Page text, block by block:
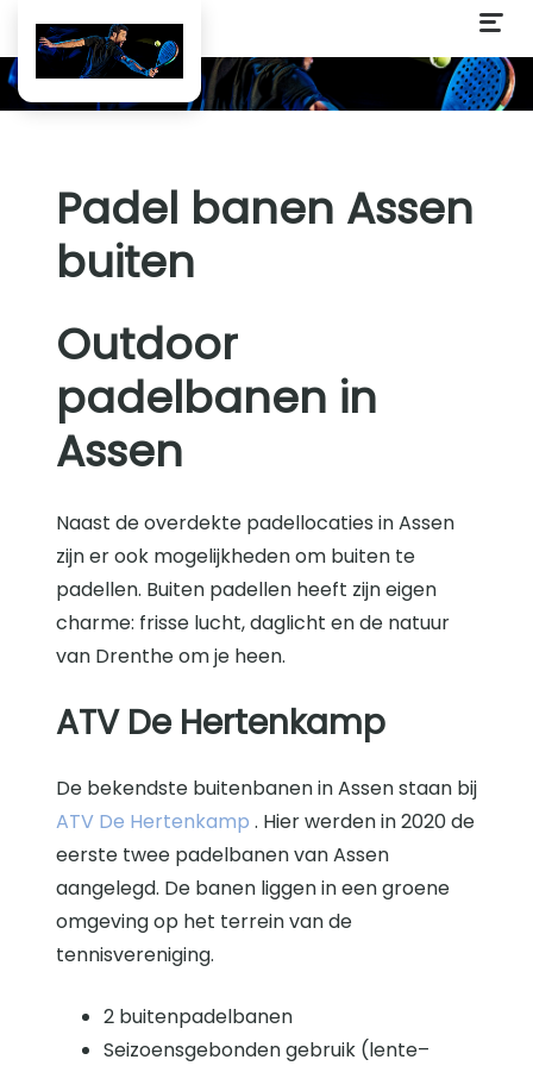
Padel banen Assen
buiten
Outdoor
padelbanen in
Assen
Naast de overdekte padellocaties in Assen
zijn er ook mogelijkheden om buiten te
padellen. Buiten padellen heeft zijn eigen
charme: frisse lucht, daglicht en de natuur
van Drenthe om je heen.
ATV De Hertenkamp
De bekendste buitenbanen in Assen staan bij
ATV De Hertenkamp . Hier werden in 2020 de
eerste twee padelbanen van Assen
aangelegd. De banen liggen in een groene
omgeving op het terrein van de
tennisvereniging.
2 buitenpadelbanen
Seizoensgebonden gebruik (lente–